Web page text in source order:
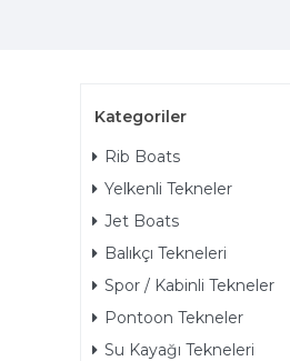
Kategoriler
Rib Boats
Yelkenli Tekneler
Jet Boats
Balıkçı Tekneleri
Spor / Kabinli Tekneler
Pontoon Tekneler
Su Kayağı Tekneleri